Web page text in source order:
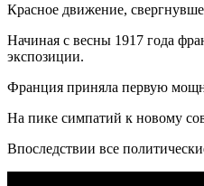
Красное движение,
Начиная с весны 1917 года
экспозиции.
Франция приняла первую
На пике симпатий к новому
Впоследствии все